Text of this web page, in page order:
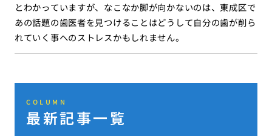
とわかっていますが、なこなか脚が向かないのは、東成区で
あの話題の歯医者を見つけることはどうして自分の歯が削ら
れていく事へのストレスかもしれません。
COLUMN
最新記事一覧